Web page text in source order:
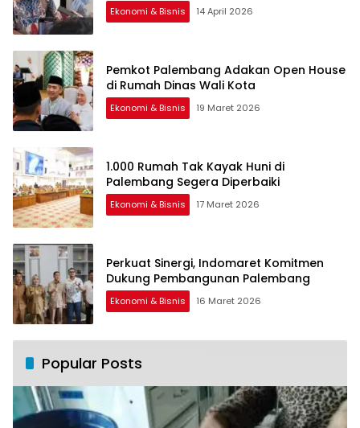
Ekonomi & Bisnis 14 April 2026
Pemkot Palembang Adakan Open House
di Rumah Dinas Wali Kota
Ekonomi & Bisnis 19 Maret 2026
1.000 Rumah Tak Kayak Huni di
Palembang Segera Diperbaiki
Ekonomi & Bisnis 17 Maret 2026
Perkuat Sinergi, Indomaret Komitmen
Dukung Pembangunan Palembang
Ekonomi & Bisnis 16 Maret 2026
Popular Posts